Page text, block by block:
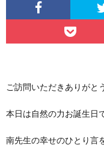
ご訪問いただきありがと
本日は自然の力お誕生日
南先生の幸せのひとり言